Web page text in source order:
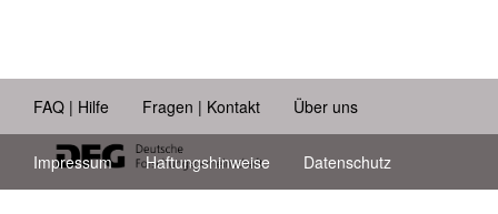
FAQ | Hilfe Fragen | Kontakt Über uns
Impressum Haftungshinweise Datenschutz